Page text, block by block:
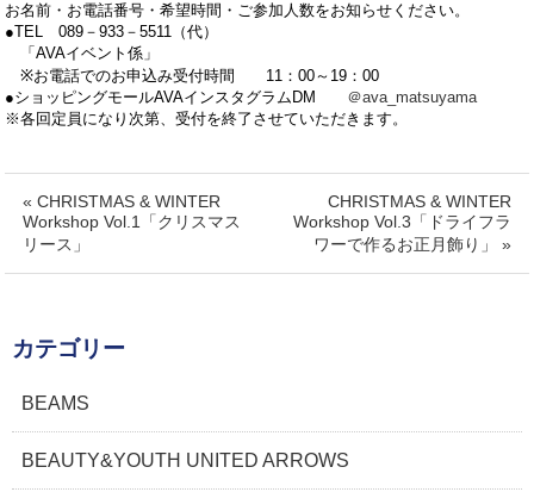
お名前・お電話番号・希望時間・ご参加人数をお知らせください。
●TEL 089－933－5511（代）
「AVAイベント係」
※お電話でのお申込み受付時間 11：00～19：00
●ショッピングモールAVAインスタグラムDM ＠ava_matsuyama
※各回定員になり次第、受付を終了させていただきます。
« CHRISTMAS & WINTER
Workshop Vol.1「クリスマス
リース」
CHRISTMAS & WINTER
Workshop Vol.3「ドライフラ
ワーで作るお正月飾り」 »
カテゴリー
BEAMS
BEAUTY&YOUTH UNITED ARROWS